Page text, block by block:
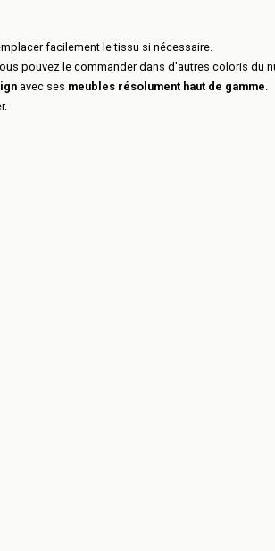
facilement le tissu si nécessaire.
pouvez le commander dans d'autres coloris du
avec ses meubles résolument haut de gamme